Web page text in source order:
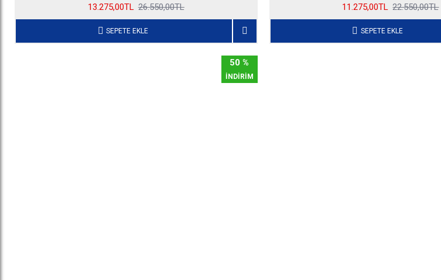
13.275,00TL 26.550,00TL
SEPETE EKLE
11.275,00TL 22.550,00TL
SEPETE EKLE
İNDİRİM
50 %